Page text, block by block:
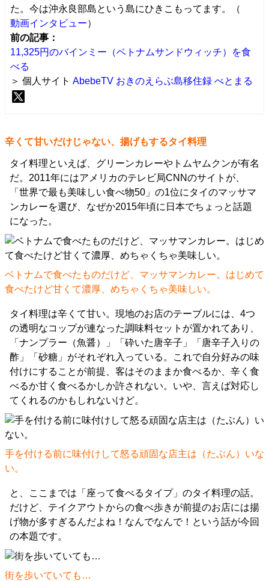
た。今は沖永良部島という島にひきこもってます。（
動画インタビュー）
前の記事：
11,325円のバインミー（ベトナムサンドウィッチ）を食
べる
＞ 個人サイト AbebeTV おきのえらぶ島移住録 べとまる
辛くて甘いだけじゃない、揚げもするタイ料理
タイ料理といえば、グリーンカレーやトムヤムクンが有名
だ。2011年にはアメリカのテレビ局CNNのサイトが、
「世界で最も美味しい食べ物50」の1位にタイのマッサマ
ンカレーを選び、なぜか2015年頃に日本でちょっと話題
になった。
ベトナムで食べたものだけど、マッサマンカレー。はじめて
食べたけど甘くて濃厚、めちゃくちゃ美味しい。
タイ料理は辛くて甘い。現地のお店のテーブルには、4つ
の透明なコップが連なった調味料セットが置かれてあり、
「ナンプラー（魚醤）」「砕いた唐辛子」「唐辛子入りの
酢」「砂糖」がそれぞれ入っている。これで自分好みの味
付けにすることが前提、客はそのままか食べるか、辛く食
べるか甘く食べるかしか許されない。いや、言えば対応し
てくれるのかもしれないけど。
手を付ける前に味付けして怒る頑固な店主は（たぶん）いな
い。
と、ここまでは「座って食べるタイプ」のタイ料理の話。
だけど、テイクアウトからの食べ歩きが前提のお店には揚
げ物が多すぎるんだよね！なんでなんで！という話が今回
の本題です。
街を歩いていても…